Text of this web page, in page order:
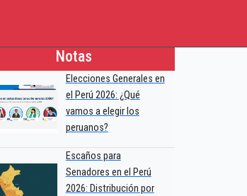
Notas
Elecciones Generales en
el Perú 2026: ¿Qué
vamos a elegir los
peruanos?
Escaños para
Senadores en el Perú
2026: Distribución por